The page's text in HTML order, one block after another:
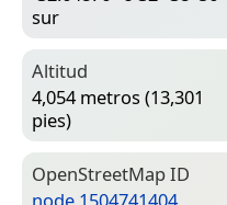
sur
Altitud
4,054 metros (13,301
pies)
Open­Street­Map ID